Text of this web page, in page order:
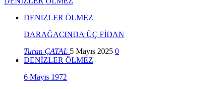
DENİZLER ÖLMEZ
DARAĞACINDA ÜÇ FİDAN
Turan ÇATAL 5 Mayıs 2025 0
DENİZLER ÖLMEZ
6 Mayıs 1972